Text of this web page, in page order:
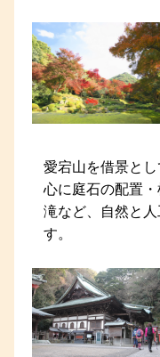
愛宕山を借景と
心に庭石の配置
滝など、自然と
す。